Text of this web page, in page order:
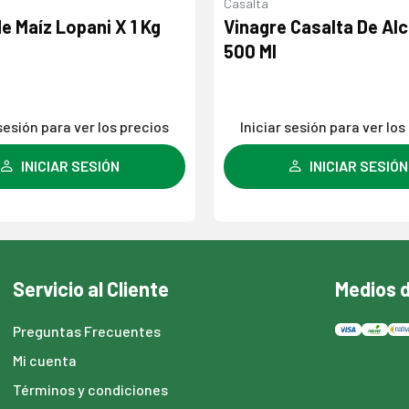
Maíz Lopani X 1 Kg
para ver los precios
INICIAR SESIÓN
Casalta
Vinagre Casalta De
500 Ml
Iniciar sesión para ver
INICIAR SESIÓN
Servicio al Cliente
Preguntas Frecuentes
Mi cuenta
Términos y condiciones
Medios